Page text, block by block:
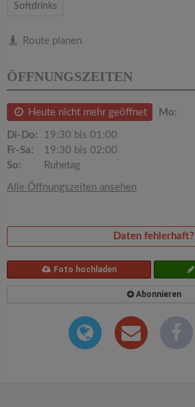
Softdrinks
Route planen
ÖFFNUNGSZEITEN
Heute nicht mehr geöffnet Mo:
Di-Do:
19:30 bis 01:00
Fr-Sa:
19:30 bis 02:00
So:
Ruhetag
Alle Öffnungszeiten ansehen
Daten fehlerhaft?
Foto hochladen
Abonnieren
a
t
n